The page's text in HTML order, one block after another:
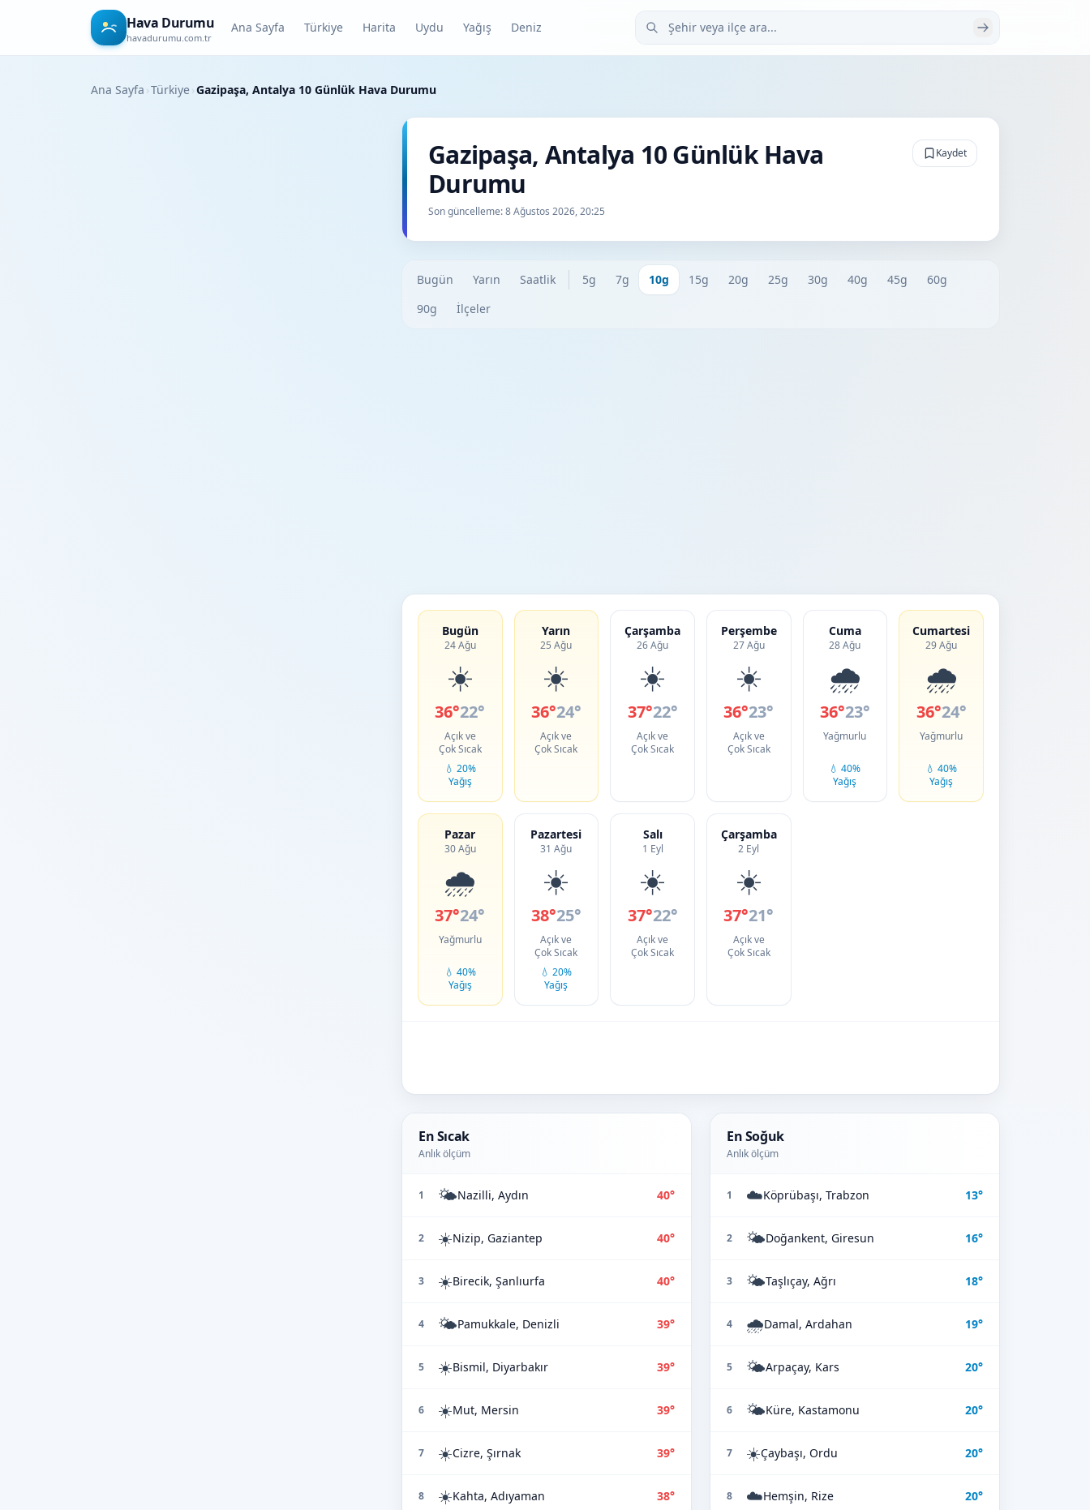
Hava Durumu
havadurumu.com.tr
Ana Sayfa Türkiye Harita Uydu Yağış Deniz Şehir veya ilçe ara
Ana Sayfa ›Türkiye›Gazipaşa, Antalya 10 Günlük Hava Durumu
Gazipaşa, Antalya 10 Günlük Hava
Durumu
Son güncelleme:8 Ağustos 2026, 20:25
Kaydet
Bugün Yarın Saatlik 5g 7g 10g 15g 20g 25g 30g 40g 45g
60g
90g
İlçeler
Bugün
24 Ağu
☀️
36°22°
Açık ve
Çok Sıcak
💧 20%
Yağış
Yarın
25 Ağu
☀️
36°24°
Açık ve
Çok Sıcak
Çarşamba
26 Ağu
☀️
37°22°
Açık ve
Çok Sıcak
Perşembe
27 Ağu
☀️
36°23°
Açık ve
Çok Sıcak
Cuma
28 Ağu
🌧️
36°23°
Yağmurlu
💧 40%
Yağış
Cumartesi
29 Ağu
🌧️
36°24°
Yağmurlu
💧 40%
Yağış
Pazar
30 Ağu
🌧️
37°24°
Yağmurlu
💧 40%
Yağış
Pazartesi
31 Ağu
☀️
38°25°
Açık ve
Çok Sıcak
💧 20%
Yağış
Salı
1 Eyl
☀️
37°22°
Açık ve
Çok Sıcak
Çarşamba
2 Eyl
☀️
37°21°
Açık ve
Çok Sıcak
En Sıcak
Anlık ölçüm
1 🌤️Nazilli, Aydın 40°
2 ☀️Nizip, Gaziantep 40°
3 ☀️Birecik, Şanlıurfa 40°
4 🌤️Pamukkale, Denizli 39°
5 ☀️Bismil, Diyarbakır 39°
6 ☀️Mut, Mersin 39°
7 ☀️Cizre, Şırnak 39°
8 ☀️Kahta, Adıyaman 38°
En Soğuk
Anlık ölçüm
1 ☁️Köprübaşı, Trabzon 13°
2 🌤️Doğankent, Giresun 16°
3 🌤️Taşlıçay, Ağrı 18°
4 🌧️Damal, Ardahan 19°
5 🌤️Arpaçay, Kars 20°
6 🌤️Küre, Kastamonu 20°
7 ☀️Çaybaşı, Ordu 20°
8 ☁️Hemşin, Rize 20°